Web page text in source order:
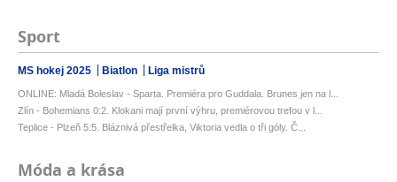
Sport
MS hokej 2025 Biatlon Liga mistrů
ONLINE: Mladá Boleslav - Sparta. Premiéra pro Guddala. Brunes jen na l...
Zlín - Bohemians 0:2. Klokani mají první výhru, premiérovou trefou v l...
Teplice - Plzeň 5:5. Bláznivá přestřelka, Viktoria vedla o tři góly. Č...
Móda a krása